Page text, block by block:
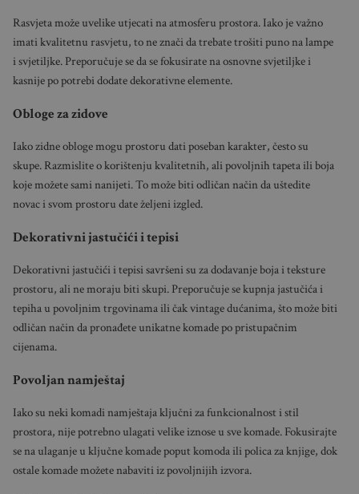
Rasvjeta može uvelike utjecati na atmosferu prostora. Iako je važno
imati kvalitetnu rasvjetu, to ne znači da trebate trošiti puno na lampe
i svjetiljke. Preporučuje se da se fokusirate na osnovne svjetiljke i
kasnije po potrebi dodate dekorativne elemente.
Obloge za zidove
Iako zidne obloge mogu prostoru dati poseban karakter, često su
skupe. Razmislite o korištenju kvalitetnih, ali povoljnih tapeta ili boja
koje možete sami nanijeti. To može biti odličan način da uštedite
novac i svom prostoru date željeni izgled.
Dekorativni jastučići i tepisi
Dekorativni jastučići i tepisi savršeni su za dodavanje boja i teksture
prostoru, ali ne moraju biti skupi. Preporučuje se kupnja jastučića i
tepiha u povoljnim trgovinama ili čak vintage dućanima, što može biti
odličan način da pronađete unikatne komade po pristupačnim
cijenama.
Povoljan namještaj
Iako su neki komadi namještaja ključni za funkcionalnost i stil
prostora, nije potrebno ulagati velike iznose u sve komade. Fokusirajte
se na ulaganje u ključne komade poput komoda ili polica za knjige, dok
ostale komade možete nabaviti iz povoljnijih izvora.